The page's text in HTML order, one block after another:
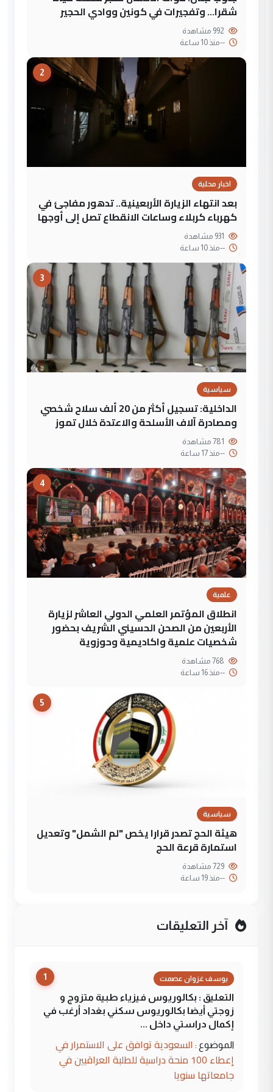
شقرا… وتفجيرات في كونين ووادي الحجير
--منذ 10 ساعة
2
اخبار محلية
بعد انتهاء الزيارة الأربعينية.. تدهور مفاجئ في
كهرباء كربلاء وساعات الانقطاع تصل إلى أوجها
--منذ 10 ساعة
3
سياسية
الداخلية: تسجيل أكثر من 20 ألف سلاح شخصي
ومصادرة آلاف الأسلحة والاعتدة خلال تموز
--منذ 17 ساعة
4
علمية
انطلاق المؤتمر العلمي الدولي العاشر لزيارة
الأربعين من الصحن الحسيني الشريف بحضور
شخصيات علمية واكاديمية وحوزوية
--منذ 16 ساعة
5
سياسية
هيئة الحج تصدر قرارا يخص "لم الشمل" وتعديل
استمارة قرعة الحج
--منذ 19 ساعة
آخر التعليقات
1 يوسف غزوان عصمت
التعليق : بكالوريوس فيزياء طبية متزوج و
زوجتي أيضا بكالوريوس سكني بغداد أرغب في
إكمال دراستي داخل ...
الموضوع : السعودية توافق على الاستمرار في
إعطاء 100 منحة دراسية للطلبة العراقيين في
جامعاتها سنويا